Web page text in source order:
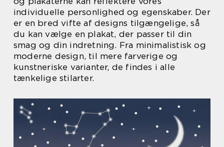
individuelle personlighed og egenskaber. Der
er en bred vifte af designs tilgængelige, så
du kan vælge en plakat, der passer til din
smag og din indretning. Fra minimalistisk og
moderne design, til mere farverige og
kunstneriske varianter, de findes i alle
tænkelige stilarter.